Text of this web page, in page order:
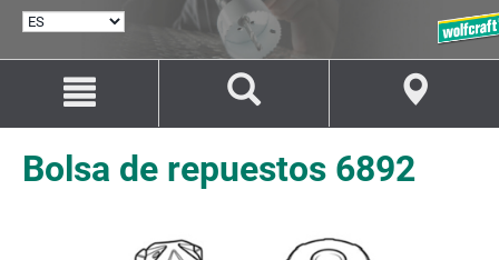
SELECCIONAR
contenido
la
navegación
Bolsa de repuestos 6892